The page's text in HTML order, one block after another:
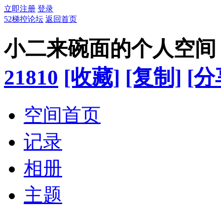
立即注册 登录
52梯控论坛 返回首页
小二来碗面的个人空间
21810 [收藏] [复制] [分
空间首页
记录
相册
主题